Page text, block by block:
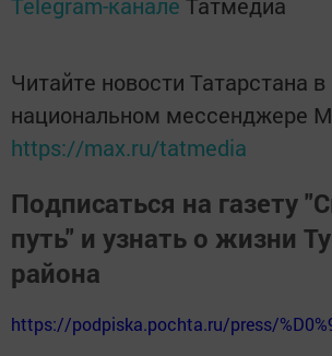
Telegram-канале Татмедиа
Читайте новости Татарстана в
национальном мессенджере
https://max.ru/tatmedia
Подписаться на газету
путь" и узнать о жизни
района
https://podpiska.pochta.ru/press/